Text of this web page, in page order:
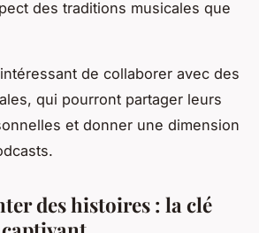
des traditions musicales que
de collaborer avec des
qui pourront partager leurs
et donner une dimension
des histoires : la clé